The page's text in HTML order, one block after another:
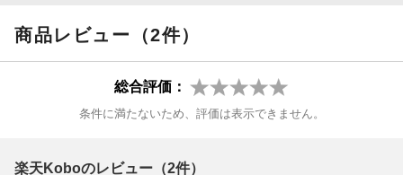
商品レビュー（2件）
総合評価：
条件に満たないため、評価は表示できません。
楽天Koboのレビュー（2件）